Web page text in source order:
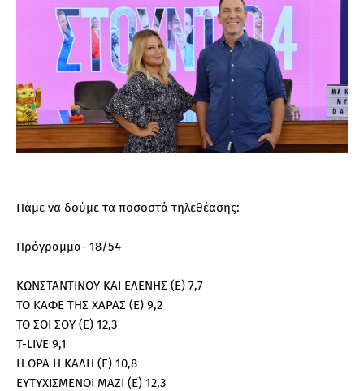
Πάμε να δούμε τα ποσοστά τηλεθέασης:
Πρόγραμμα- 18/54
ΚΩΝΣΤΑΝΤΙΝΟΥ ΚΑΙ ΕΛΕΝΗΣ (Ε) 7,7
ΤΟ ΚΑΦΕ ΤΗΣ ΧΑΡΑΣ (Ε) 9,2
ΤΟ ΣΟΙ ΣΟΥ (Ε) 12,3
T-LIVE 9,1
Η ΩΡΑ Η ΚΑΛΗ (E) 10,8
ΕΥΤΥΧΙΣΜΕΝΟΙ ΜΑΖΙ (Ε) 12,3